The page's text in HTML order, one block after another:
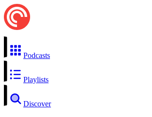
Podcasts
Playlists
Discover